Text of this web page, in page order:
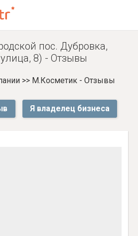
пос. Дубровка,
8) - Отзывы
>> М.Косметик - Отзывы
Я владелец бизнеса